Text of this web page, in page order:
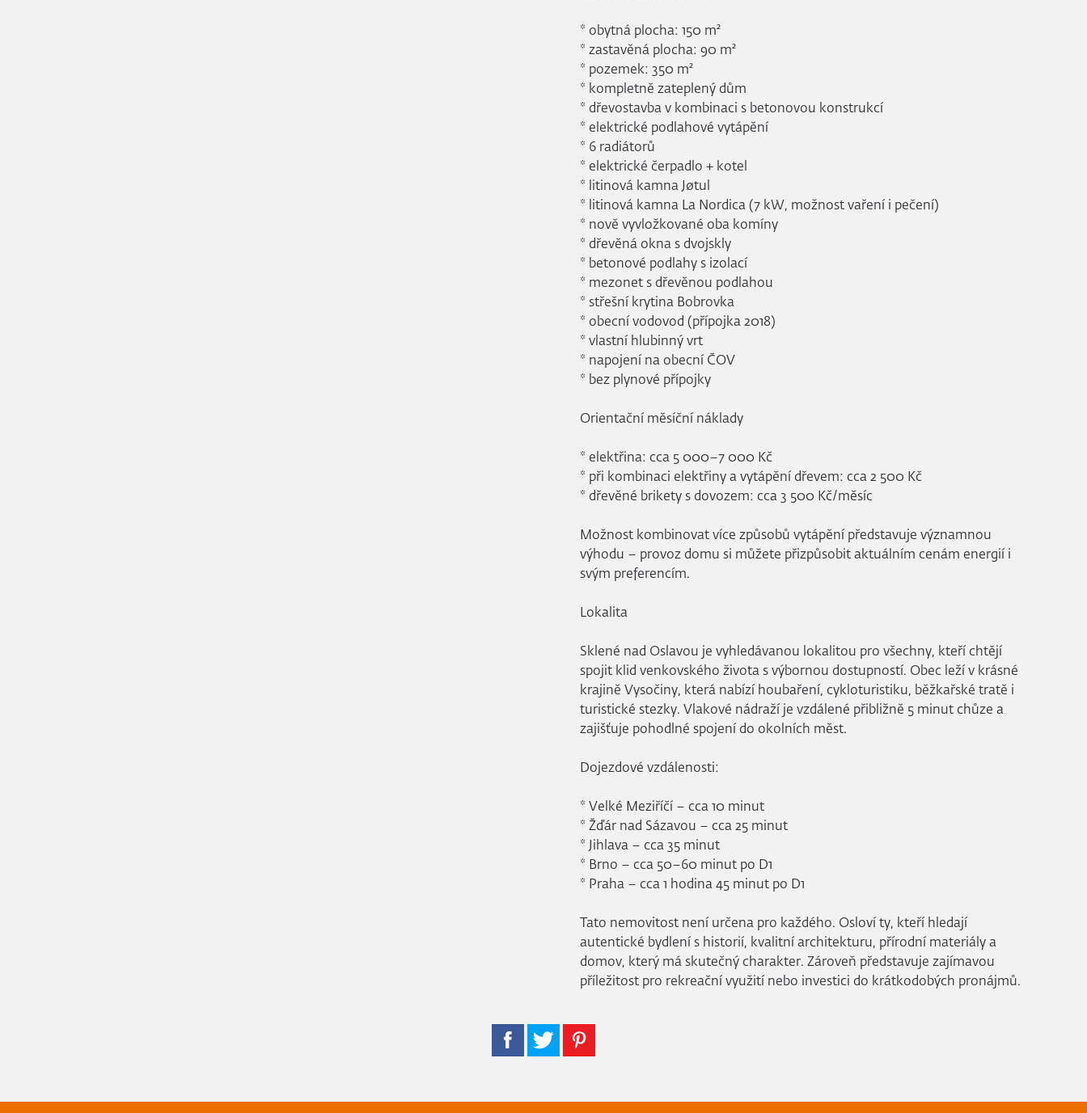
* obytná plocha: 150 m²
* zastavěná plocha: 90 m²
* pozemek: 350 m²
* kompletně zateplený dům
* dřevostavba v kombinaci s betonovou konstrukcí
* elektrické podlahové vytápění
* 6 radiátorů
* elektrické čerpadlo + kotel
* litinová kamna Jøtul
* litinová kamna La Nordica (7 kW, možnost vaření i pečení)
* nově vyvložkované oba komíny
* dřevěná okna s dvojskly
* betonové podlahy s izolací
* mezonet s dřevěnou podlahou
* střešní krytina Bobrovka
* obecní vodovod (přípojka 2018)
* vlastní hlubinný vrt
* napojení na obecní ČOV
* bez plynové přípojky
Orientační měsíční náklady
* elektřina: cca 5 000–7 000 Kč
* při kombinaci elektřiny a vytápění dřevem: cca 2 500 Kč
* dřevěné brikety s dovozem: cca 3 500 Kč/měsíc
Možnost kombinovat více způsobů vytápění představuje významnou
výhodu – provoz domu si můžete přizpůsobit aktuálním cenám energií i
svým preferencím.
Lokalita
Sklené nad Oslavou je vyhledávanou lokalitou pro všechny, kteří chtějí
spojit klid venkovského života s výbornou dostupností. Obec leží v krásné
krajině Vysočiny, která nabízí houbaření, cykloturistiku, běžkařské tratě i
turistické stezky. Vlakové nádraží je vzdálené přibližně 5 minut chůze a
zajišťuje pohodlné spojení do okolních měst.
Dojezdové vzdálenosti:
* Velké Meziříčí – cca 10 minut
* Žďár nad Sázavou – cca 25 minut
* Jihlava – cca 35 minut
* Brno – cca 50–60 minut po D1
* Praha – cca 1 hodina 45 minut po D1
Tato nemovitost není určena pro každého. Osloví ty, kteří hledají
autentické bydlení s historií, kvalitní architekturu, přírodní materiály a
domov, který má skutečný charakter. Zároveň představuje zajímavou
příležitost pro rekreační využití nebo investici do krátkodobých pronájmů.